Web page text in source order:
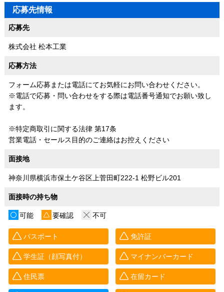
応募先情報
応募先
株式会社 松本工業
応募方法
フォーム応募または電話にてお気軽にお問い合わせください。
※電話で応募・問い合わせをする際は電話番号通知でお願い致し
ます。
※特定商取引に関する法律 第17条
営業電話・セールス目的のご連絡はお控えください
面接地
神奈川県横浜市保土ケ谷区上菅田町222-1 松野ビル201
面接時の持ち物
可能 要確認 不可
パスポート 免許証
学生証（顔写真付） マイナンバーカード
住民票 在留カード